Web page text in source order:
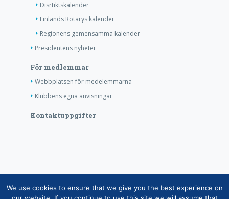
Disrtiktskalender
Finlands Rotarys kalender
Regionens gemensamma kalender
Presidentens nyheter
För medlemmar
Webbplatsen för medelemmarna
Klubbens egna anvisningar
Kontaktuppgifter
Copyright © Finlands Rotaryservice rf 2026 |
Medelemsdatabasens datasäkerhetsanvisning|
We use cookies to ensure that we give you the best experience on